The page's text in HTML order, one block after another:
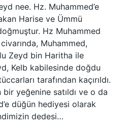
nee. Hz. Muhammed’e
Harise ve Ümmü
Hz Muhammed
Muhammed,
Zeyd bin Haritha ile
Kelb kabilesinde doğdu
tarafından kaçırıldı.
yeğenine satıldı ve o da
düğün hediyesi olarak
dedesi…